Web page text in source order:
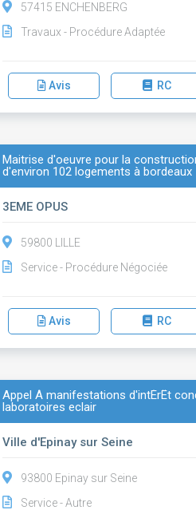
57415 ENCHENBERG
Travaux - Procédure Adaptée
Avis RC
Maitrise d'oeuvre pour la
d'environ 102 logements à bordeaux
3EME OPUS
59800 LILLE
Service - Procédure Négociée
Avis RC
Appel À manifestations d'intÉrÊt
laboratoires eclair
Ville d'Epinay sur Seine
93800 Epinay sur Seine
Service - Autre